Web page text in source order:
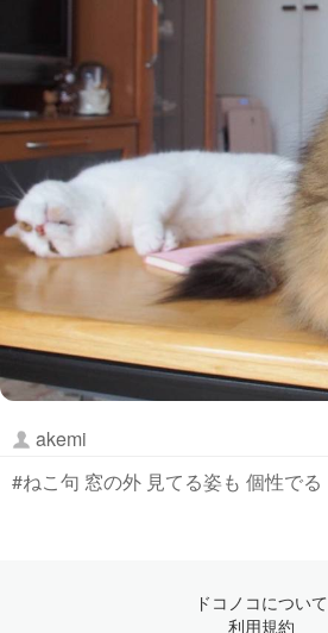
akemi
#ねこ句 窓の外 見てる姿も 個性でる
ドコノコについて
利用規約